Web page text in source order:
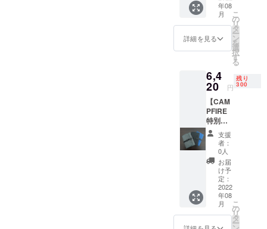
す。 ※
皆様か
ら応援
購入に
した場
合、正
規販売
価格が
販売予
定価格
より下
がる可
能性も
ござい
ます。
※開発中
の製品
につき
まして
は、デ
品×1点
一般販
売予定
価格
6,800円
の
F＋送料
800円
※色はグ
レー、
ダーク
グ
レー、
ブルー
の3色か
らお選
びいた
だけま
す。 ※
皆様か
ら応援
購入に
より量
年08
月
詳細を見る
こ
の
リ
タ
ー
ン
を
選
択
す
る
6,4
20 円
残り
300
【CAM
PFIRE
特別
割 先
着300名
様限
定】完
成した
製品一
個
20％割
引 完
成した
製品×1
支援
者：
0人
お届
け予
定：
2022
年08
月
こ
の
リ
タ
ー